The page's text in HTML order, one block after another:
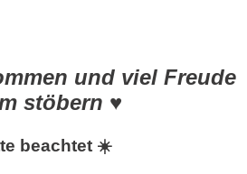
und viel Freude
stöbern ♥
beachtet ☀️